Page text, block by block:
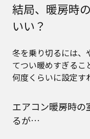
結局、暖房時
いい？
冬を乗り切るには、
てつい暖めすぎるこ
何度くらいに設定す
エアコン暖房時
るが…